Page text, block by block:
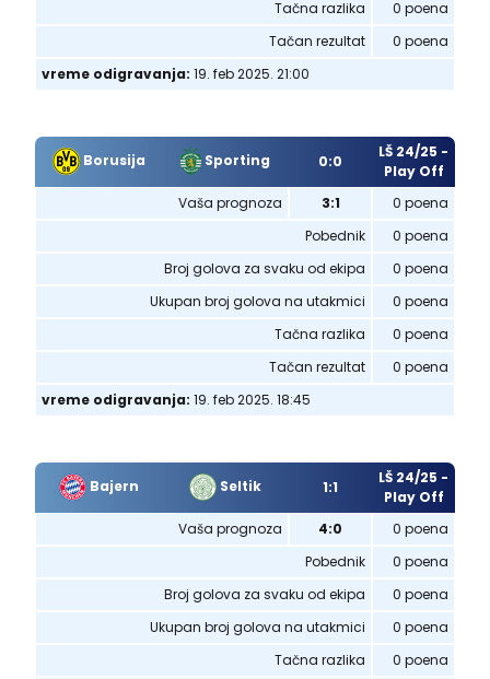
Tačna razlika
0 poena
Tačan rezultat
0 poena
vreme odigravanja: 19. feb 2025. 21:00
Borusija Sporting 0:0
LŠ 24/25 -
Play Off
Vaša prognoza
3:1
0 poena
Pobednik
0 poena
Broj golova za svaku od ekipa
0 poena
Ukupan broj golova na utakmici
0 poena
Tačna razlika
0 poena
Tačan rezultat
0 poena
vreme odigravanja: 19. feb 2025. 18:45
Bajern Seltik 1:1
LŠ 24/25 -
Play Off
Vaša prognoza
4:0
0 poena
Pobednik
0 poena
Broj golova za svaku od ekipa
0 poena
Ukupan broj golova na utakmici
0 poena
Tačna razlika
0 poena